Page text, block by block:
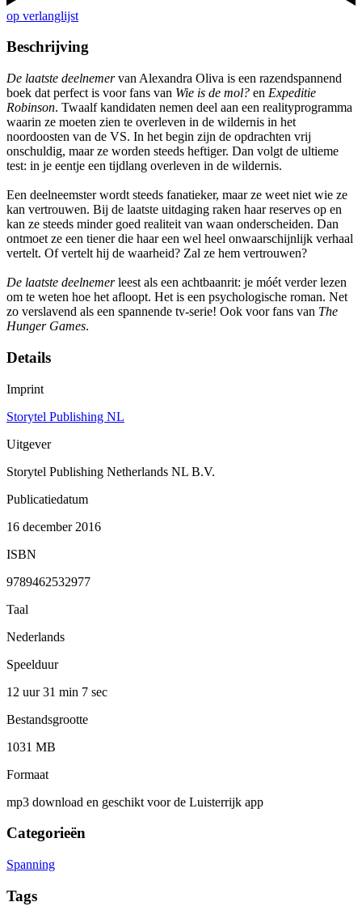
op verlanglijst
Beschrijving
De laatste deelnemervan Alexandra Oliva is een razendspannend
boek dat perfect is voor fans van Wie is de mol? en Expeditie
Robinson. Twaalf kandidaten nemen deel aan een realityprogramma
waarin ze moeten zien te overleven in de wildernis in het
noordoosten van de VS. In het begin zijn de opdrachten vrij
onschuldig, maar ze worden steeds heftiger. Dan volgt de ultieme
test: in je eentje een tijdlang overleven in de wildernis.
Een deelneemster wordt steeds fanatieker, maar ze weet niet wie ze
kan vertrouwen. Bij de laatste uitdaging raken haar reserves op en
kan ze steeds minder goed realiteit van waan onderscheiden. Dan
ontmoet ze een tiener die haar een wel heel onwaarschijnlijk verhaal
vertelt. Of vertelt hij de waarheid? Zal ze hem vertrouwen?
De laatste deelnemerleest als een achtbaanrit: je móét verder lezen
om te weten hoe het afloopt. Het is een psychologische roman. Net
zo verslavend als een spannende tv-serie! Ook voor fans van The
Hunger Games.
Details
Imprint
Storytel Publishing NL
Uitgever
Storytel Publishing Netherlands NL B.V.
Publicatiedatum
16 december 2016
ISBN
9789462532977
Taal
Nederlands
Speelduur
12 uur 31 min 7 sec
Bestandsgrootte
1031 MB
Formaat
mp3 download en geschikt voor de Luisterrijk app
Categorieën
Spanning
Tags